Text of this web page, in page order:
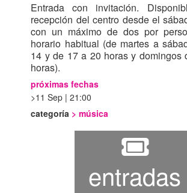
categoría >música
entradas
próximas fechas
11 Sep | 21:00
Entrada con invitación.
recepción del centro desde el
con un máximo de dos por
horario habitual (de martes a
14 y de 17 a 20 horas y domingos
horas).